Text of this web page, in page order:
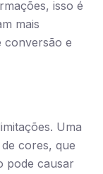
isso é
mais
conversão e
Uma
cores, que
pode causar